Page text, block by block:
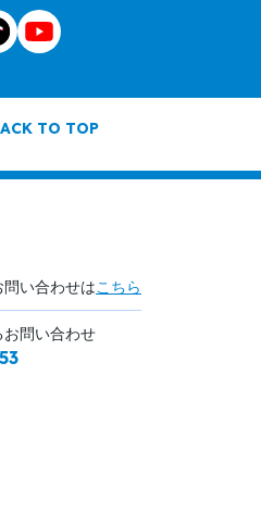
TO TOP
い合わせはこちら
お問い合わせ